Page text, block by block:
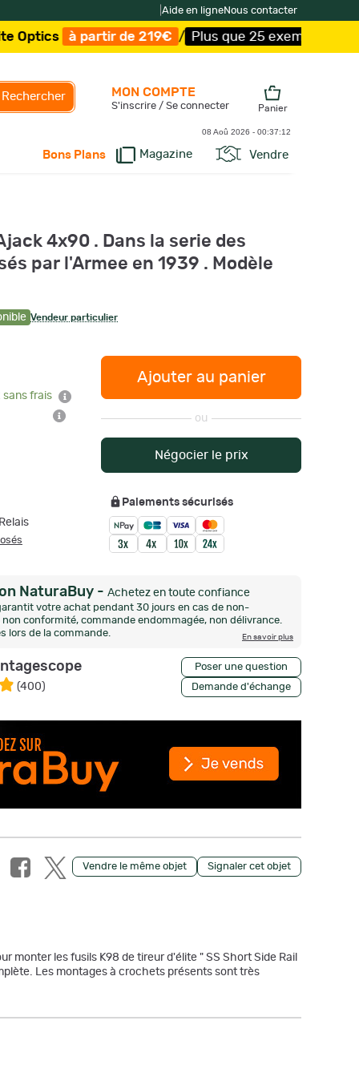
Aide en ligneNous contacter
à partir de 219€ / Plus que 25 exemplaires !
Rechercher
Bons Plans Magazine Vendre
MON COMPTE
S'inscrire / Se connecter Panier
08 Aoû 2026 - 00:37:12
4x90 . Dans la serie des
par l'Armee en 1939 . Modèle
Vendeur particulier
sans frais
Ajouter au panier
ou
Négocier le prix
Paiements sécurisés
NaturaBuy - Achetez en toute confiance
votre achat pendant 30 jours en cas de non-
conformité, commande endommagée, non délivrance.
lors de la commande.
En savoir plus
(400) Demande d'échange
Poser une question
Vendre le même objet Signaler cet objet
monter les fusils K98 de tireur d'élite " SS Short Side Rail
Les montages à crochets présents sont très